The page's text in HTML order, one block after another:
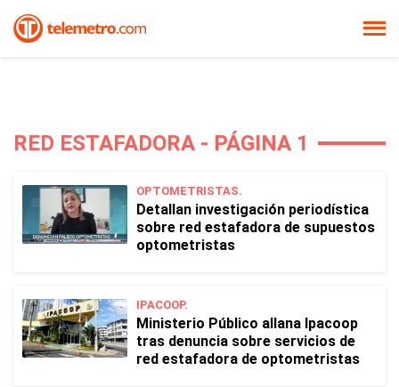
RED ESTAFADORA - PÁGINA 1
OPTOMETRISTAS.
Detallan investigación periodística
sobre red estafadora de supuestos
optometristas
IPACOOP.
Ministerio Público allana Ipacoop
tras denuncia sobre servicios de
red estafadora de optometristas